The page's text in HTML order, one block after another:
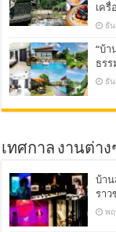
เครื่
ธั
“บ้
ธร
ธั
เทศกาล งานต่าง
บ้าน
ราว
พ